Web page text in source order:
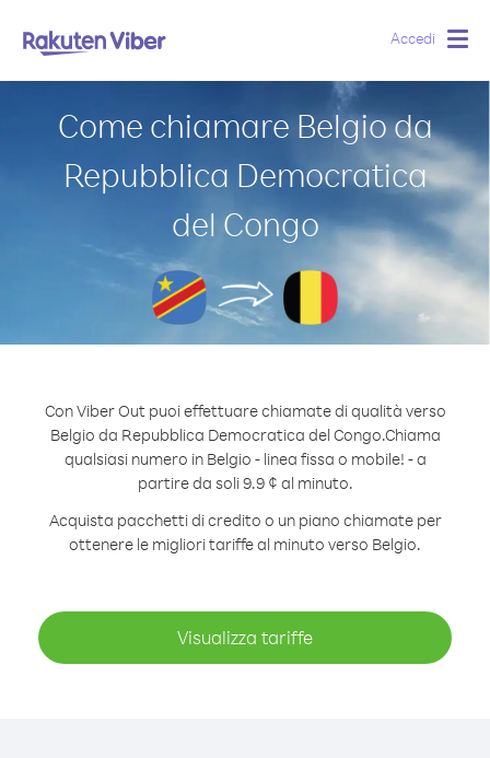
Accedi
Come chiamare Belgio da
Repubblica Democratica
del Congo
Con Viber Out puoi effettuare chiamate di qualità verso
Belgio da Repubblica Democratica del Congo.Chiama
qualsiasi numero in Belgio - linea fissa o mobile! - a
partire da soli 9.9 ¢ al minuto.
Acquista pacchetti di credito o un piano chiamate per
ottenere le migliori tariffe al minuto verso Belgio.
Visualizza tariffe